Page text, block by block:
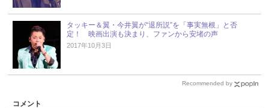
タッキー＆翼・今井翼が“退所説”を「事実無根」と否
定！ 映画出演も決まり、ファンから安堵の声
2017年10月3日
Recommended by
コメント